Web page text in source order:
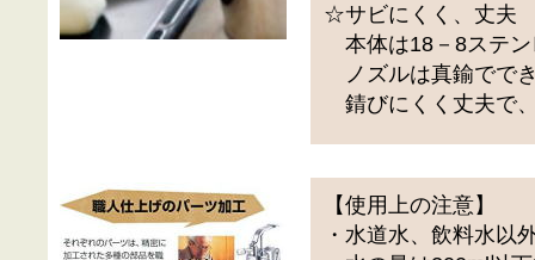
☆サビにくく、丈夫
本体は18－8ステン
ノズルは真鍮でで
錆びにくく丈夫で
【使用上の注意】
・水道水、飲料水以